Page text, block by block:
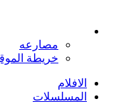
مصارعه
خريطة
الافلام
المسلسلات